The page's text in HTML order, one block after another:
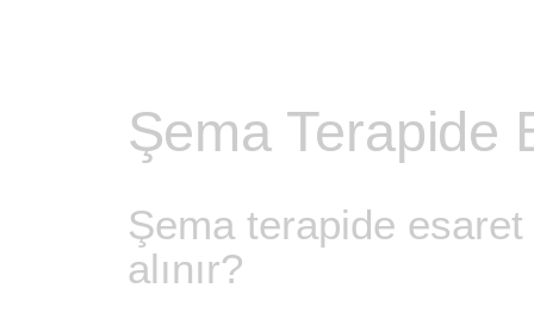
Şema Terapide
Şema terapide
alınır?